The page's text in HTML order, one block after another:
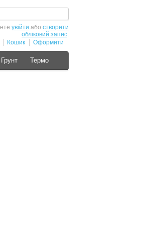
увійти або створити
обліковий запис.
Кошик Оформити
Грунт Термо